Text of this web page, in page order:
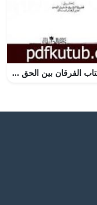
تحميل كتاب الفرقان بين الحق والباطل – ت: الميس PDF تأليف ابن تيمية مجانا [كامل]